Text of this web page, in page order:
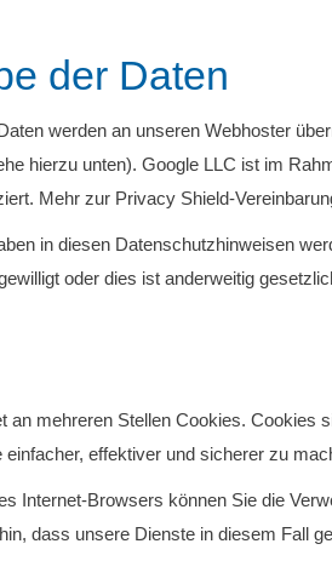
der Daten
werden an unseren Webhoster
hierzu unten). Google LLC ist im
Mehr zur Privacy Shield-
in diesen Datenschutzhinweisen
oder dies ist anderweitig
an mehreren Stellen Cookies. Cookies
einfacher, effektiver und sicherer zu
Internet-Browsers können Sie die
dass unsere Dienste in diesem Fall